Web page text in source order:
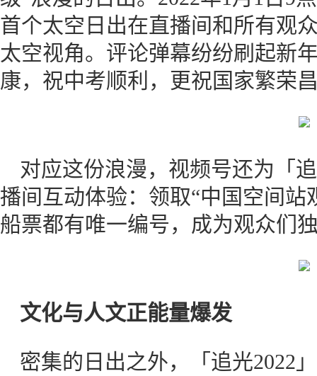
首个太空日出在直播间和所有观
太空视角。评论弹幕纷纷刷起新
康，祝中考顺利，更祝国家繁荣
对应这份浪漫，视频号还为「
播间互动体验：领取“中国空间站
船票都有唯一编号，成为观众们
文化与人文正能量爆发
密集的日出之外，「追光2022